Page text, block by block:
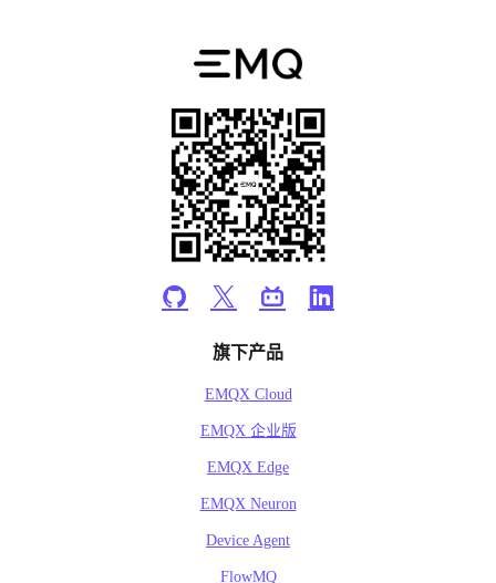
旗下产品
EMQX Cloud
EMQX 企业版
EMQX Edge
EMQX Neuron
Device Agent
FlowMQ